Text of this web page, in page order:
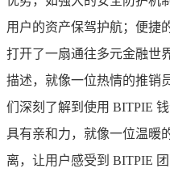
用户的资产保驾护航；便捷
打开了一扇通往多元金融世
描述，就像一位热情的推销
们深刻了解到使用 BITPIE
具有亲和力，就像一位温暖
离，让用户感受到 BITPIE